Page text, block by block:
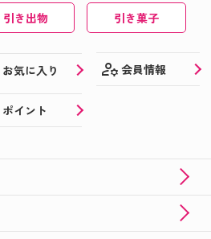
引き出物 引き菓子
お気に入り manage_accounts 会員情報
ポイント